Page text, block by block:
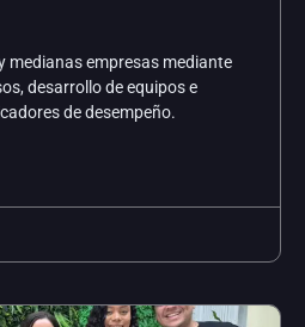
medianas empresas mediante
desarrollo de equipos e
de desempeño.